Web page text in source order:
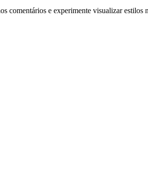
comentários e experimente visualizar